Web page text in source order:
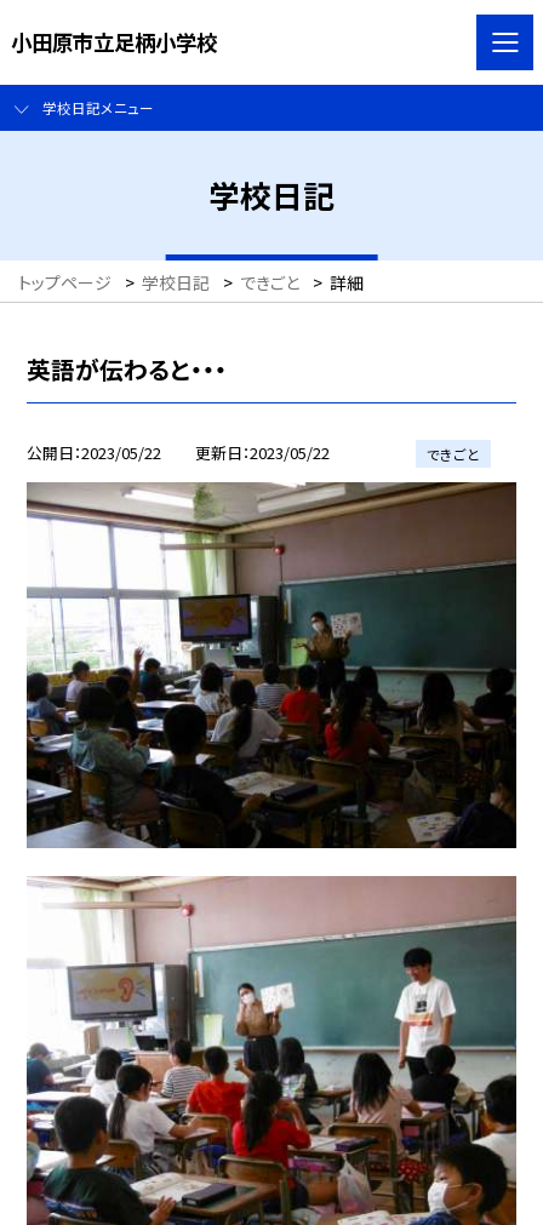
小田原市立足柄小学校
学校日記メニュー
学校日記
トップページ > 学校日記 > できごと > 詳細
英語が伝わると・・・
公開日 2023/05/22 更新日 2023/05/22 できごと